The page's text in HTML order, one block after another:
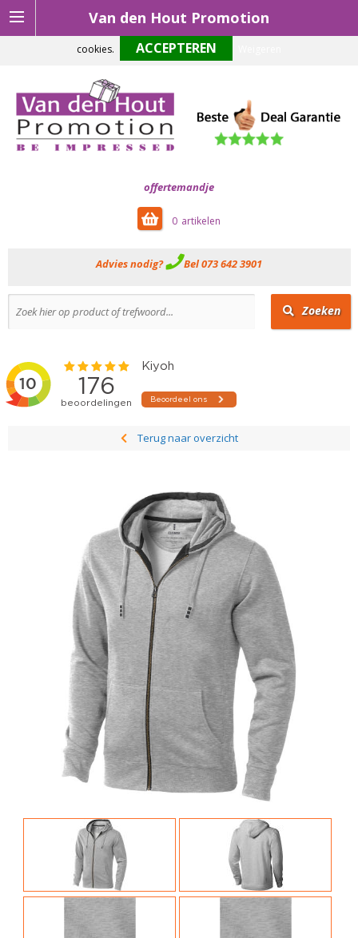
Van den Hout Promotion
offertemandje
0
Advies nodig? Bel 073 642 3901
Zoeken
Terug naar overzicht
Om onze website optimaal te laten functioneren maken wij gebruik van
cookies.